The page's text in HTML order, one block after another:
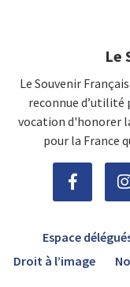
Le
Le Souvenir
reconnue d’utilité
vocation d'honorer
pour la France
Espace
Droit à l’image